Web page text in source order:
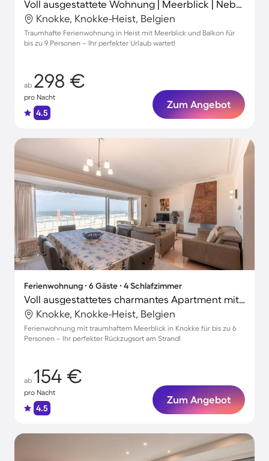
Voll ausgestattete Wohnung | Meerblick | Neben dem Strand
Knokke, Knokke-Heist, Belgien
Traumhafte Ferienwohnung in Heist mit Meerblick und Balkon für
bis zu 9 Personen – Ihr perfekter Urlaub wartet!
ab 298 €
pro Nacht
4.5
Zum Angebot
Ferienwohnung ∙ 6 Gäste ∙ 4 Schlafzimmer
Voll ausgestattetes charmantes Apartment mit Terrasse | Meerblick | Neben dem Strand
Knokke, Knokke-Heist, Belgien
Ferienwohnung mit traumhaftem Meerblick in Knokke für bis zu 6
Personen – Ihr perfekter Rückzugsort am Strand!
ab 154 €
pro Nacht
4.5
Zum Angebot